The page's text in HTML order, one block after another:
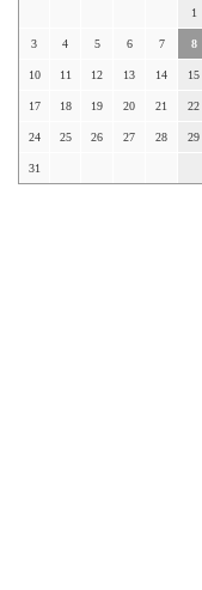
1
3 4 5 6 7 8
10 11 12 13 14 15
17 18 19 20 21 22
24 25 26 27 28 29
31